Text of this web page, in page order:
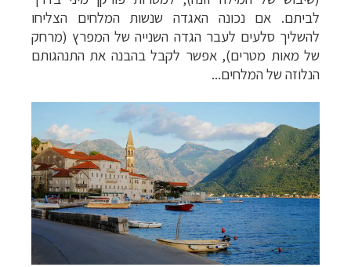
לביתם. אם נכונה האגדה שנשות המלחים הצליחו
להשליך סלעים לעבר הגדה השנייה של המפרץ (מרחק
של מאות מטרים), אפשר לקבל בהבנה את התנהגותם
הנלוזה של המלחים...